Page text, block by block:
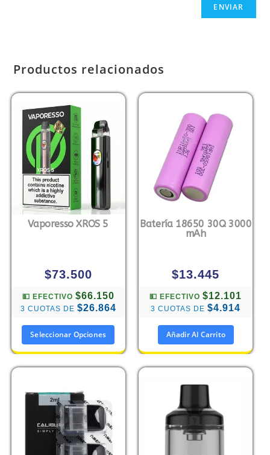
Productos relacionados
Vaporesso XROS 5
$73.500
💵 EFECTIVO $66.150
3 CUOTAS DE $26.864
Seleccionar Opciones
Batería 18650 30Q 3000
mAh
$13.445
💵 EFECTIVO$12.101
3 CUOTAS DE$4.914
Añadir Al Carrito